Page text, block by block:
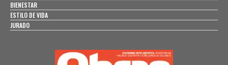
BIENESTAR
ESTILO DE VIDA
JURADO